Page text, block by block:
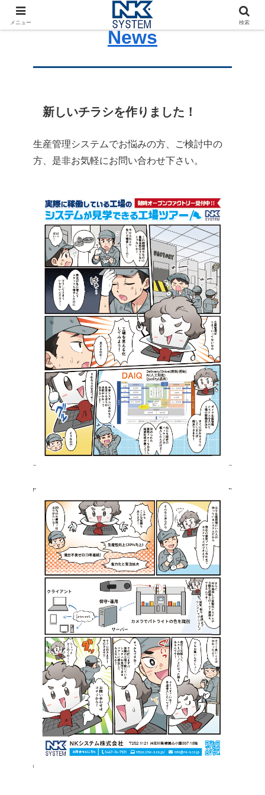
News
新しいチラシを作りました！
生産管理システムでお悩みの方、ご検討中の
方、是非お気軽にお問い合わせ下さい。
メニュー 検索